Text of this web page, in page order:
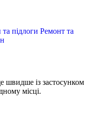
підлоги Ремонт та
швидше із застосунком
місці.